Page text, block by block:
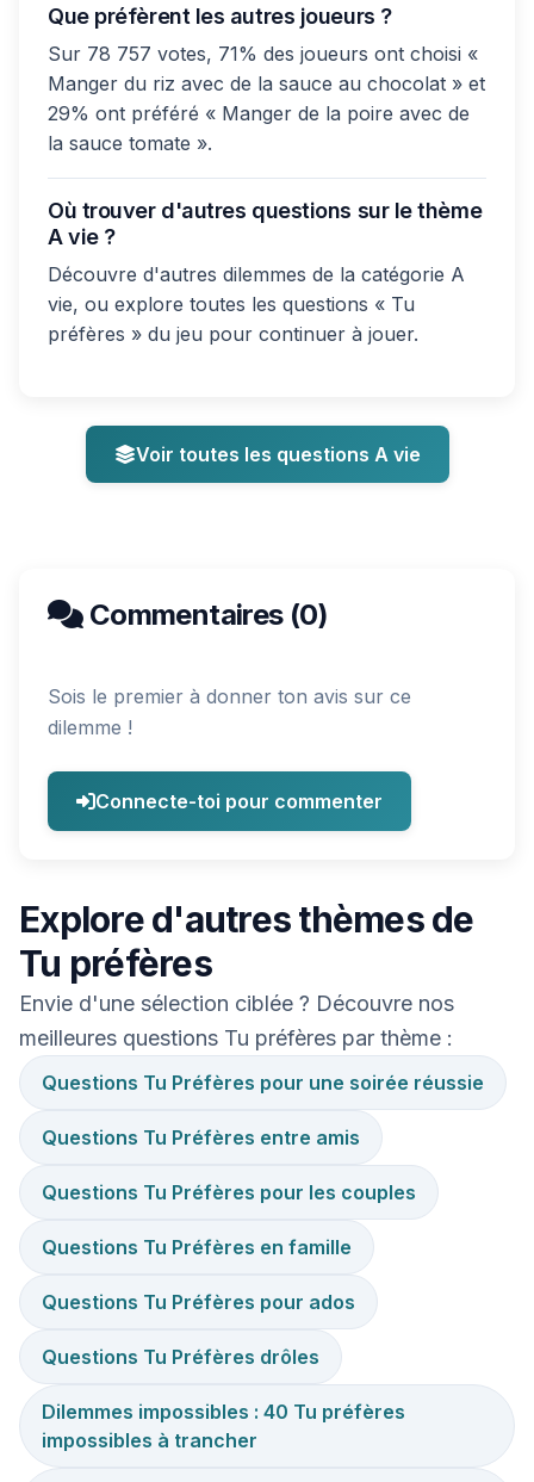
Que préfèrent les autres joueurs ?
Sur 78 757 votes, 71% des joueurs ont choisi «
Manger du riz avec de la sauce au chocolat » et
29% ont préféré « Manger de la poire avec de
la sauce tomate ».
Où trouver d'autres questions sur le thème
A vie ?
Découvre d'autres dilemmes de la catégorie A
vie, ou explore toutes les questions « Tu
préfères » du jeu pour continuer à jouer.
Voir toutes les questions A vie
Commentaires (0)
Sois le premier à donner ton avis sur ce
dilemme !
Connecte-toi pour commenter
Explore d'autres thèmes de
Tu préfères
Envie d'une sélection ciblée ? Découvre nos
meilleures questions Tu préfères par thème :
Questions Tu Préfères pour une soirée réussie
Questions Tu Préfères entre amis
Questions Tu Préfères pour les couples
Questions Tu Préfères en famille
Questions Tu Préfères pour ados
Questions Tu Préfères drôles
Dilemmes impossibles : 40 Tu préfères
impossibles à trancher